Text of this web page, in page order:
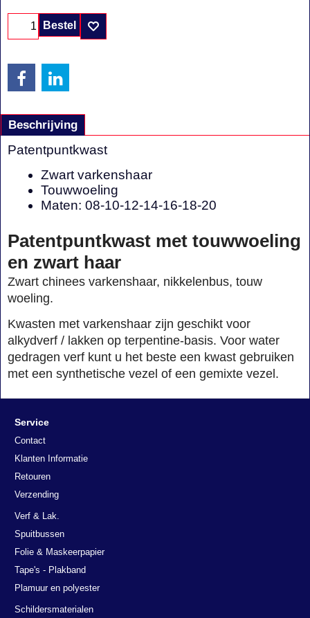
Bestel
Beschrijving
Patentpuntkwast
Zwart varkenshaar
Touwwoeling
Maten: 08-10-12-14-16-18-20
Patentpuntkwast met touwwoeling
en zwart haar
Zwart chinees varkenshaar, nikkelenbus, touw
woeling.
Kwasten met varkenshaar zijn geschikt voor
alkydverf / lakken op terpentine-basis. Voor water
gedragen verf kunt u het beste een kwast gebruiken
met een synthetische vezel of een gemixte vezel.
Service
Contact
Klanten Informatie
Retouren
Verzending
Verf & Lak.
Spuitbussen
Folie & Maskeerpapier
Tape's - Plakband
Plamuur en polyester
Schildersmaterialen